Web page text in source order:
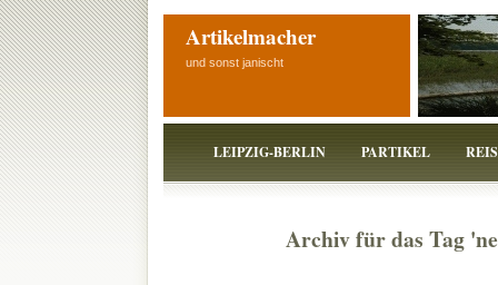
Artikelmacher
und sonst janischt
LEIPZIG-BERLIN PARTIKEL
Archiv für das Tag